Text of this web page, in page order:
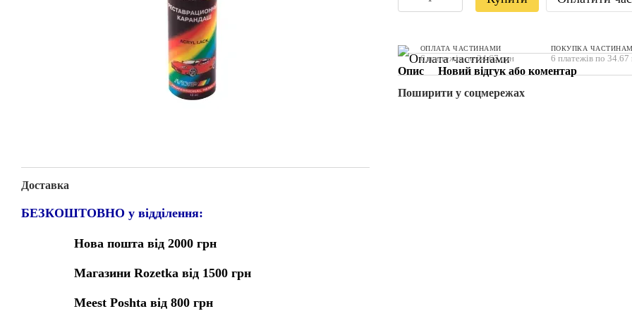
Доставка
БЕЗКОШТОВНО у відділення:
Нова пошта від 2000 грн
Магазини Rozetka від 1500 грн
Meest Poshta від 800 грн
ОПЛАТА ЧАСТИНАМИ
6 платежів по 34.67 грн
ПОКУПКА
6 платежів по 34.67
Опис
Новий відгук або коментар
Поширити у соцмережах